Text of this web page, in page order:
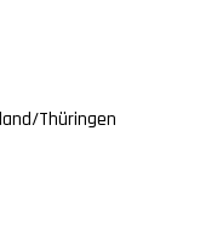
Thüringen